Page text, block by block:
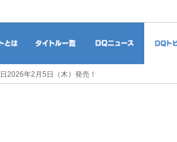
2026年2月5日（木）発売！